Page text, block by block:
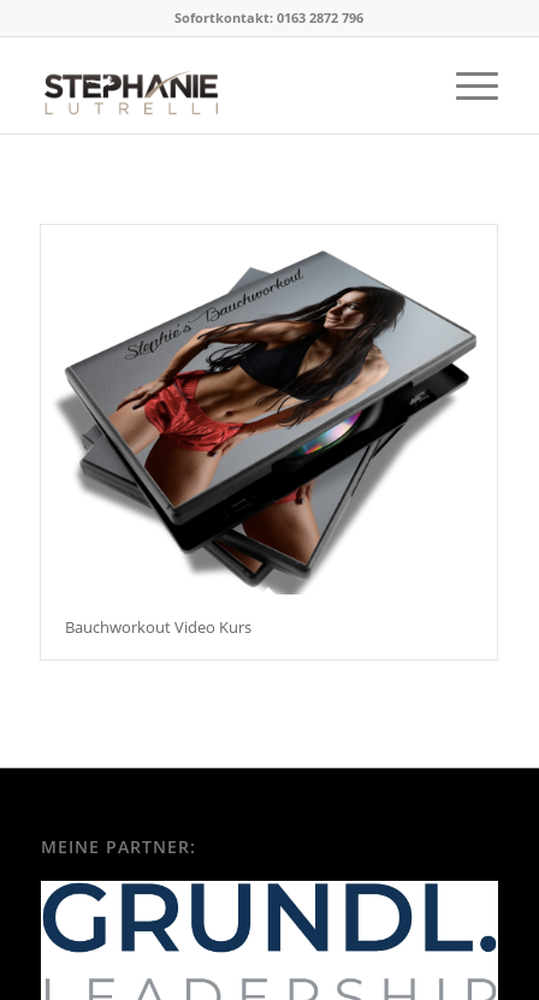
Sofortkontakt: 0163 2872 796
Bauchworkout Video Kurs
MEINE PARTNER: